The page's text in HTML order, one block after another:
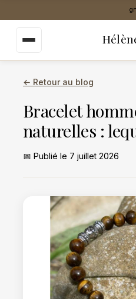
contenu
Livraison Mondial
← Retour au blog
Bracelet
naturelles :
📅 Publié le 7 juillet 2026